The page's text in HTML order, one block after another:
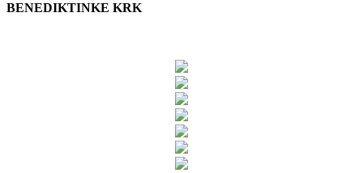
BENEDIKTINKE KRK